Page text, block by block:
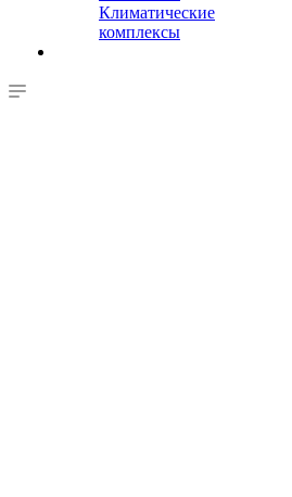
Климатические
комплексы